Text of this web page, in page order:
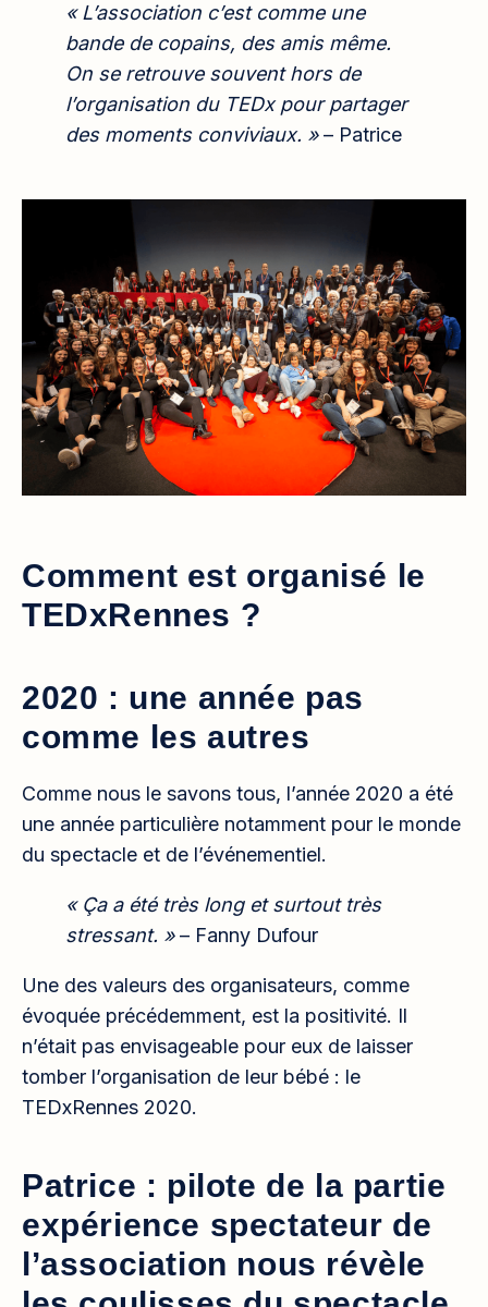
« L’association c’est comme une
bande de copains, des amis même.
On se retrouve souvent hors de
l’organisation du TEDx pour partager
des moments conviviaux. »– Patrice
Comment est organisé le
TEDxRennes ?
2020 : une année pas
comme les autres
Comme nous le savons tous, l’année 2020 a été
une année particulière notamment pour le monde
du spectacle et de l’événementiel.
« Ça a été très long et surtout très
stressant. »– Fanny Dufour
Une des valeurs des organisateurs, comme
évoquée précédemment, est la positivité. Il
n’était pas envisageable pour eux de laisser
tomber l’organisation de leur bébé : le
TEDxRennes 2020.
Patrice : pilote de la partie
expérience spectateur de
l’association nous révèle